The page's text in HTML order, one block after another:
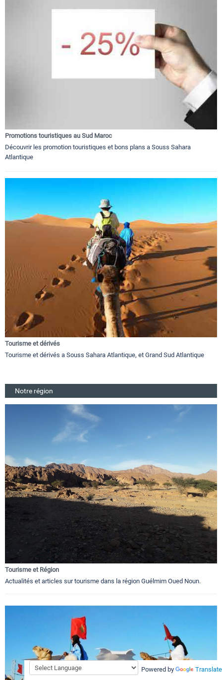
Promotions touristiques au Sud Maroc
Découvrir les promotion touristiques et bons plans a Souss Sahara
Atlantique
Tourisme et dérivés
Tourisme et dérivés a Souss Sahara Atlantique, et Grand Sud Atlantique
Notre région
Tourisme et Région
Actualités et articles sur tourisme dans la région Guélmim Oued Noun.
Powered by Translate